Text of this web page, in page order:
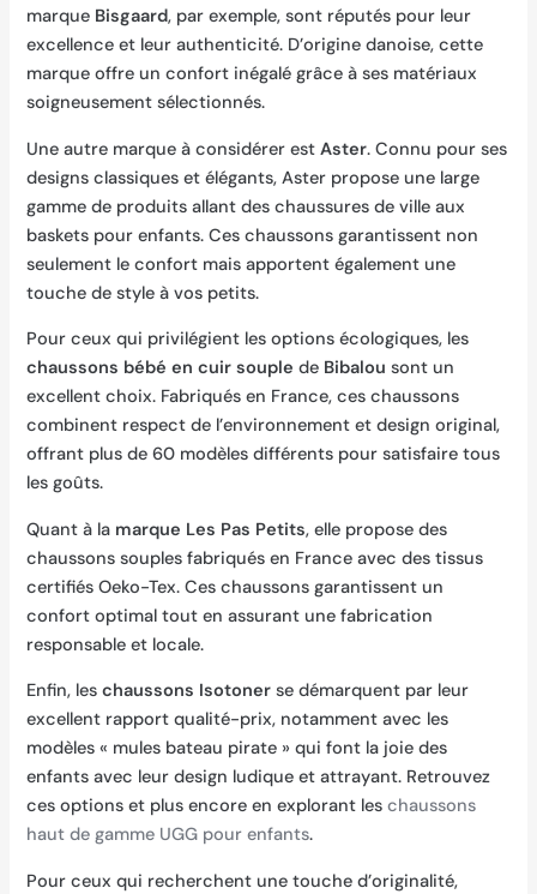
marque Bisgaard, par exemple, sont réputés pour leur
excellence et leur authenticité. D’origine danoise, cette
marque offre un confort inégalé grâce à ses matériaux
soigneusement sélectionnés.
Une autre marque à considérer estAster. Connu pour ses
designs classiques et élégants, Aster propose une large
gamme de produits allant des chaussures de ville aux
baskets pour enfants. Ces chaussons garantissent non
seulement le confort mais apportent également une
touche de style à vos petits.
Pour ceux qui privilégient les options écologiques, les
chaussons bébé en cuir souple de Bibalou sont un
excellent choix. Fabriqués en France, ces chaussons
combinent respect de l’environnement et design original,
offrant plus de 60 modèles différents pour satisfaire tous
les goûts.
Quant à la marque Les Pas Petits, elle propose des
chaussons souples fabriqués en France avec des tissus
certifiés Oeko-Tex. Ces chaussons garantissent un
confort optimal tout en assurant une fabrication
responsable et locale.
Enfin, leschaussons Isotoner se démarquent par leur
excellent rapport qualité-prix, notamment avec les
modèles « mules bateau pirate » qui font la joie des
enfants avec leur design ludique et attrayant. Retrouvez
ces options et plus encore en explorant leschaussons
haut de gamme UGG pour enfants.
Pour ceux qui recherchent une touche d’originalité,